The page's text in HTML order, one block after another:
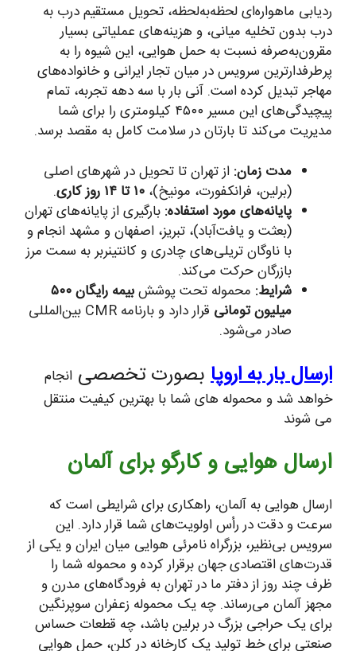
ردیابی ماهواره‌ای لحظه‌به‌لحظه، تحویل مستقیم درب به
درب بدون تخلیه میانی، و هزینه‌های عملیاتی بسیار
مقرون‌به‌صرفه نسبت به حمل هوایی، این شیوه را به
پرطرفدارترین سرویس در میان تجار ایرانی و خانواده‌های
مهاجر تبدیل کرده است. آنی بار با سه دهه تجربه، تمام
پیچیدگی‌های این مسیر ۴۵۰۰ کیلومتری را برای شما
مدیریت می‌کند تا بارتان در سلامت کامل به مقصد برسد.
مدت زمان: از تهران تا تحویل در شهرهای اصلی
(برلین، فرانکفورت، مونیخ)، ۱۰ تا ۱۴ روز کاری
.
پایانه‌های مورد استفاده: بارگیری از پایانه‌های تهران
(بعثت و یافت‌آباد)، تبریز، اصفهان و مشهد انجام و
با ناوگان تریلی‌های چادری و کانتینربر به سمت مرز
بازرگان حرکت می‌کند.
شرایط: محموله تحت پوشش
بیمه رایگان ۵۰۰
میلیون تومانی
قرار دارد و بارنامه CMR بین‌المللی
صادر می‌شود.
ارسال بار به اروپا بصورت تخصصی انجام
خواهد شد و محموله های شما با بهترین کیفیت منتقل
می شوند
ارسال هوایی و کارگو برای آلمان
ارسال هوایی به آلمان، راهکاری برای شرایطی است که
سرعت و دقت در رأس اولویت‌های شما قرار دارد. این
سرویس بی‌نظیر، بزرگراه نامرئی هوایی میان ایران و یکی از
قدرت‌های اقتصادی جهان برقرار کرده و محموله شما را
ظرف چند روز از دفتر ما در تهران به فرودگاه‌های مدرن و
مجهز آلمان می‌رساند. چه یک محموله زعفران سوپرنگین
برای یک حراجی بزرگ در برلین باشد، چه قطعات حساس
صنعتی برای خط تولید یک کارخانه در کلن، حمل هوایی